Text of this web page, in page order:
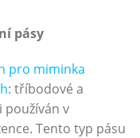
pásy
pro miminka
: tříbodové a
používán v
Tento typ pásu